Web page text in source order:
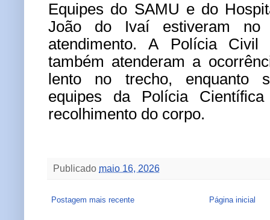
Equipes do SAMU e do
João do Ivaí estiveram no
atendimento. A Polícia
também atenderam a
lento no trecho, enquanto
equipes da Polícia
recolhimento do corpo.
Publicado maio 16, 2026
Postagem mais recente Página inicial